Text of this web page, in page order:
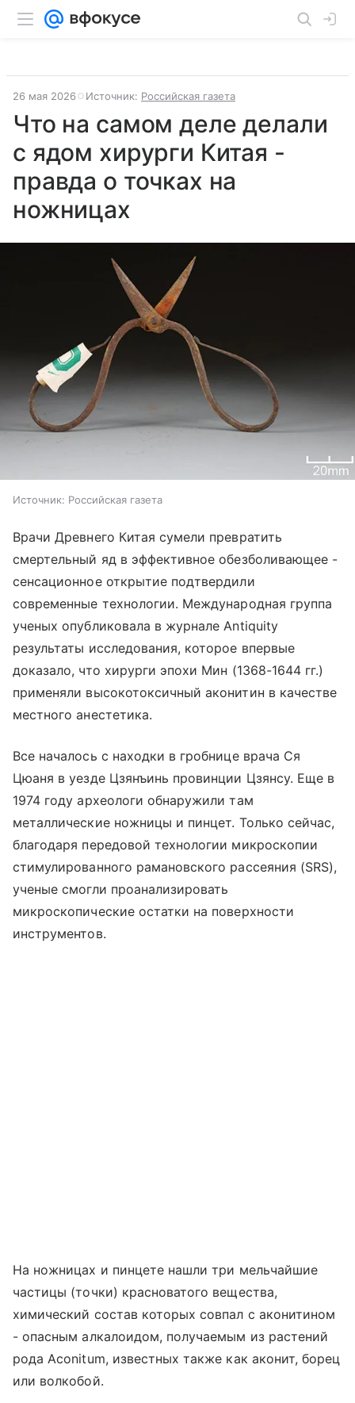
26 мая 2026 Источник: Российская газета
Что на самом деле делали
с ядом хирурги Китая -
правда о точках на
ножницах
Источник: Российская газета
Врачи Древнего Китая сумели превратить
смертельный яд в эффективное обезболивающее -
сенсационное открытие подтвердили
современные технологии. Международная группа
ученых опубликовала в журнале Antiquity
результаты исследования, которое впервые
доказало, что хирурги эпохи Мин (1368-1644 гг.)
применяли высокотоксичный аконитин в качестве
местного анестетика.
Все началось с находки в гробнице врача Ся
Цюаня в уезде Цзянъинь провинции Цзянсу. Еще в
1974 году археологи обнаружили там
металлические ножницы и пинцет. Только сейчас,
благодаря передовой технологии микроскопии
стимулированного рамановского рассеяния (SRS),
ученые смогли проанализировать
микроскопические остатки на поверхности
инструментов.
На ножницах и пинцете нашли три мельчайшие
частицы (точки) красноватого вещества,
химический состав которых совпал с аконитином
- опасным алкалоидом, получаемым из растений
рода Aconitum, известных также как аконит, борец
или волкобой.